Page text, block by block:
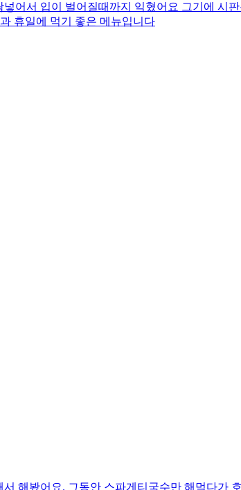
어서 입이 벌어질때까지 익혔어요 그기에 시
휴일에 먹기 좋은 메뉴입니다
해봤어요. 그동안 스파게티국수만 해먹다가